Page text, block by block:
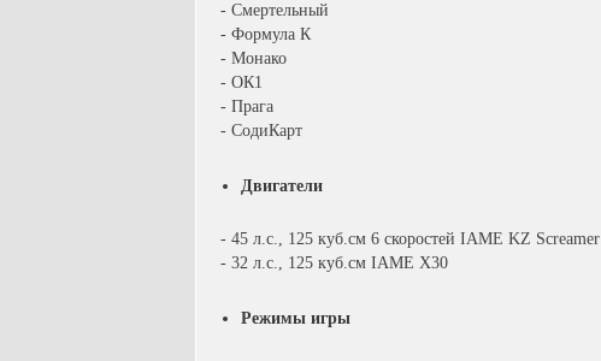
- Смертельный
- Формула К
- Монако
- ОК1
- Прага
- СодиКарт
Двигатели
- 45 л.с., 125 куб.см 6 скоростей IAME KZ Screamer
- 32 л.с., 125 куб.см IAME X30
Режимы игры